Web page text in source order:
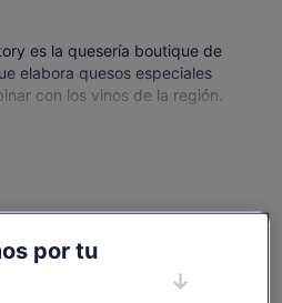
es la quesería boutique de
elabora quesos especiales
con los vinos de la región.
nuestro amor por la
de la comida artesanal del Valle
24 ago
por tu